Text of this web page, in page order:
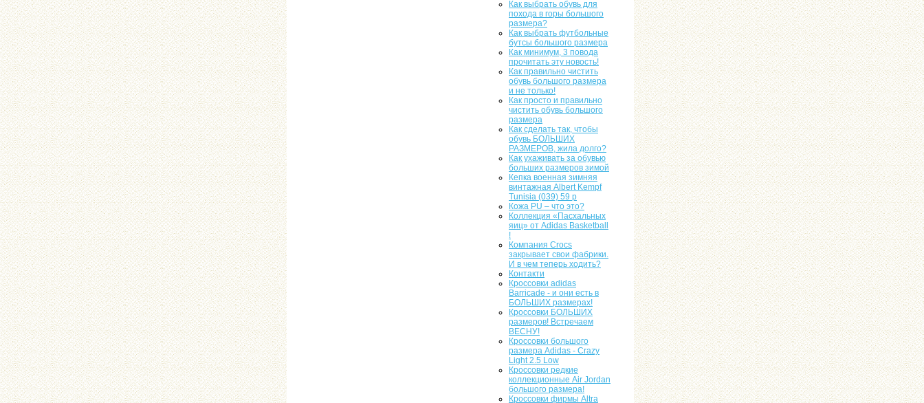
Как выбрать обувь для
похода в горы большого
размера?
Как выбрать футбольные
бутсы большого размера
Как минимум, 3 повода
прочитать эту новость!
Как правильно чистить
обувь большого размера
и не только!
Как просто и правильно
чистить обувь большого
размера
Как сделать так, чтобы
обувь БОЛЬШИХ
РАЗМЕРОВ, жила долго?
Как ухаживать за обувью
больших размеров зимой
Кепка военная зимняя
винтажная Albert Kempf
Tunisia (039) 59 р
Кожа PU – что это?
Коллекция «Пасхальных
яиц» от Adidas Basketball
!
Компания Crocs
закрывает свои фабрики.
И в чем теперь ходить?
Контакти
Кроссовки adidas
Barricade - и они есть в
БОЛЬШИХ размерах!
Кроссовки БОЛЬШИХ
размеров! Встречаем
ВЕСНУ!
Кроссовки большого
размера Adidas - Crazy
Light 2.5 Low
Кроссовки редкие
коллекционные Air Jordan
большого размера!
Кроссовки фирмы Altra